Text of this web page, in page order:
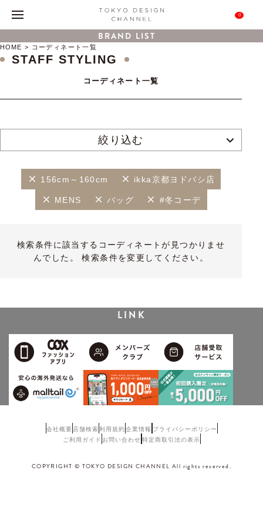
0
BRAND LIST
HOME コーディネート一覧
STAFF STYLING
コーディネート一覧
絞り込む
156cm～160cm ikka京都ヨドバシ店
MENS バッグ #冬コーデ
検索条件に該当するコーディネートが見つかりませ
んでした。 検索条件を変更してください。
LINK
会社概要 店舗検索利用規約企業情報 プライバシーポリシー
ご利用ガイド お問い合わせ 特定商取引法の表示
COPYRIGHT © TOKYO DESIGN CHANNEL All rights reserved.